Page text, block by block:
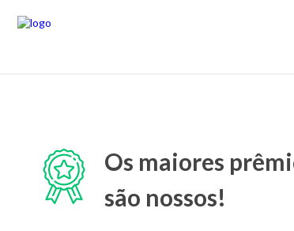
Os maiores
são nossos!